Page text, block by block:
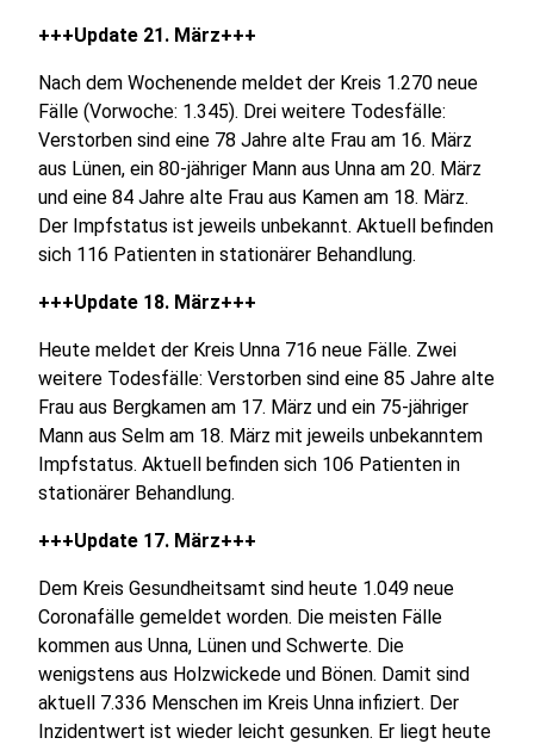
+++Update 21. März+++
Nach dem Wochenende meldet der Kreis 1.270 neue
Fälle (Vorwoche: 1.345). Drei weitere Todesfälle:
Verstorben sind eine 78 Jahre alte Frau am 16. März
aus Lünen, ein 80-jähriger Mann aus Unna am 20. März
und eine 84 Jahre alte Frau aus Kamen am 18. März.
Der Impfstatus ist jeweils unbekannt. Aktuell befinden
sich 116 Patienten in stationärer Behandlung.
+++Update 18. März+++
Heute meldet der Kreis Unna 716 neue Fälle. Zwei
weitere Todesfälle: Verstorben sind eine 85 Jahre alte
Frau aus Bergkamen am 17. März und ein 75-jähriger
Mann aus Selm am 18. März mit jeweils unbekanntem
Impfstatus. Aktuell befinden sich 106 Patienten in
stationärer Behandlung.
+++Update 17. März+++
Dem Kreis Gesundheitsamt sind heute 1.049 neue
Coronafälle gemeldet worden. Die meisten Fälle
kommen aus Unna, Lünen und Schwerte. Die
wenigstens aus Holzwickede und Bönen. Damit sind
aktuell 7.336 Menschen im Kreis Unna infiziert. Der
Inzidentwert ist wieder leicht gesunken. Er liegt heute